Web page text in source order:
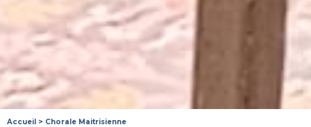
Accueil > Chorale Maitrisienne